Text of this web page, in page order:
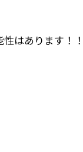
あります！